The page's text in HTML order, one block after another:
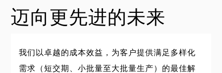
迈向更先进的未来
我们以卓越的成本效益，为客户提供满足多样化
需求（短交期、小批量至大批量生产）的最佳解